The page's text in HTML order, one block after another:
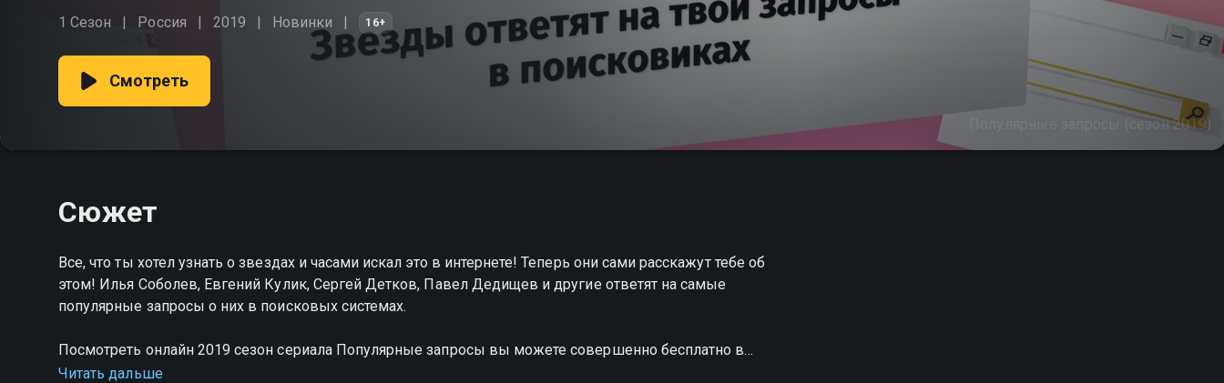
1 Сезон Россия 2019 Новинки 16+
Популярные запросы (сезон 2019)
Смотреть
Сюжет
Все, что ты хотел узнать о звездах и часами искал это в интернете! Теперь они сами расскажут тебе об
этом! Илья Соболев, Евгений Кулик, Сергей Детков, Павел Дедищев и другие ответят на самые
популярные запросы о них в поисковых системах.
Посмотреть онлайн 2019 сезон сериала Популярные запросы вы можете совершенно бесплатно в
хорошем HD качестве на Смотрёшке
Читать дальше